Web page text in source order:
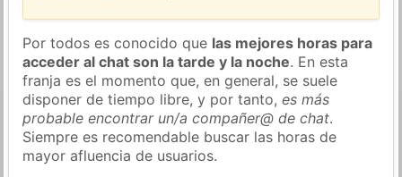
Por todos es conocido que las mejores horas para
acceder al chat son la tarde y la noche. En esta
franja es el momento que, en general, se suele
disponer de tiempo libre, y por tanto,es más
probable encontrar un/a compañer@ de chat.
Siempre es recomendable buscar las horas de
mayor afluencia de usuarios.